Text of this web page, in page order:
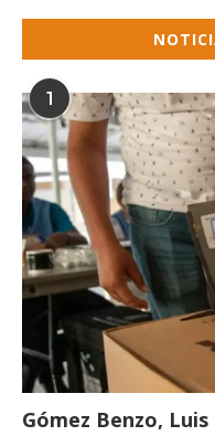
1
Gómez Benzo,